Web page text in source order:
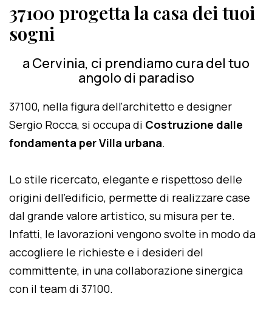
37100 progetta la casa dei tuoi
sogni
a Cervinia, ci prendiamo cura del tuo
angolo di paradiso
37100, nella figura dell'architetto e designer
Sergio Rocca, si occupa di Costruzione dalle
fondamenta per Villa urbana.
Lo stile ricercato, elegante e rispettoso delle
origini dell'edificio, permette di realizzare case
dal grande valore artistico, su misura per te.
Infatti, le lavorazioni vengono svolte in modo da
accogliere le richieste e i desideri del
committente, in una collaborazione sinergica
con il team di 37100.